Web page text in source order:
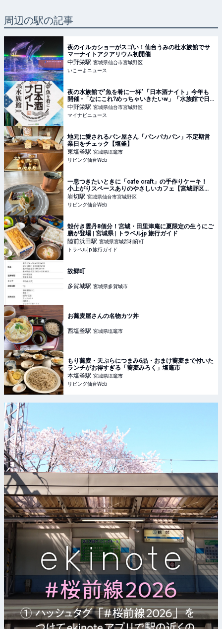
周辺の駅の記事
夜のイルカショーがスゴい！仙台うみの杜水族館でサ
マーナイトアクアリウム初開催
中野栄駅 宮城県仙台市宮城野区
いこーよニュース
夜の水族館で"魚を肴に一杯"「日本酒ナイト」今年も
開催 -「なにこれ?めっちゃいきたいw」「水族館で日
本酒とか最高やないかー!!」と話題に
中野栄駅 宮城県仙台市宮城野区
マイナビニュース
地元に愛されるパン屋さん「パンパカパン」不定期営
業日をチェック【塩釜】
東塩釜駅 宮城県塩竈市
リビング仙台Web
一息つきたいときに「cafe craft」の手作りケーキ！
小上がりスペースありのやさしいカフェ【宮城野区鶴
ケ谷】
岩切駅 宮城県仙台市宮城野区
リビング仙台Web
殻付き雲丹8個分！宮城・田里津庵に夏限定の生うにご
膳が登場 | 宮城県 | トラベルjp 旅行ガイド
陸前浜田駅 宮城県宮城郡利府町
トラベルjp 旅行ガイド
故郷町
多賀城駅 宮城県多賀城市
お蕎麦屋さんの名物カツ丼
西塩釜駅 宮城県塩竈市
もり蕎麦・天ぷらにつまみ6品・おまけ蕎麦まで付いた
ランチがお得すぎる「蕎麦みろく」塩竈市
本塩釜駅 宮城県塩竈市
リビング仙台Web